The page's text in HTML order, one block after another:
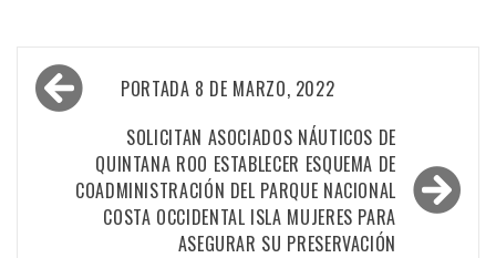
Navegación
de
entradas
PORTADA 8 DE MARZO, 2022
SOLICITAN ASOCIADOS NÁUTICOS DE
QUINTANA ROO ESTABLECER ESQUEMA DE
COADMINISTRACIÓN DEL PARQUE NACIONAL
COSTA OCCIDENTAL ISLA MUJERES PARA
ASEGURAR SU PRESERVACIÓN